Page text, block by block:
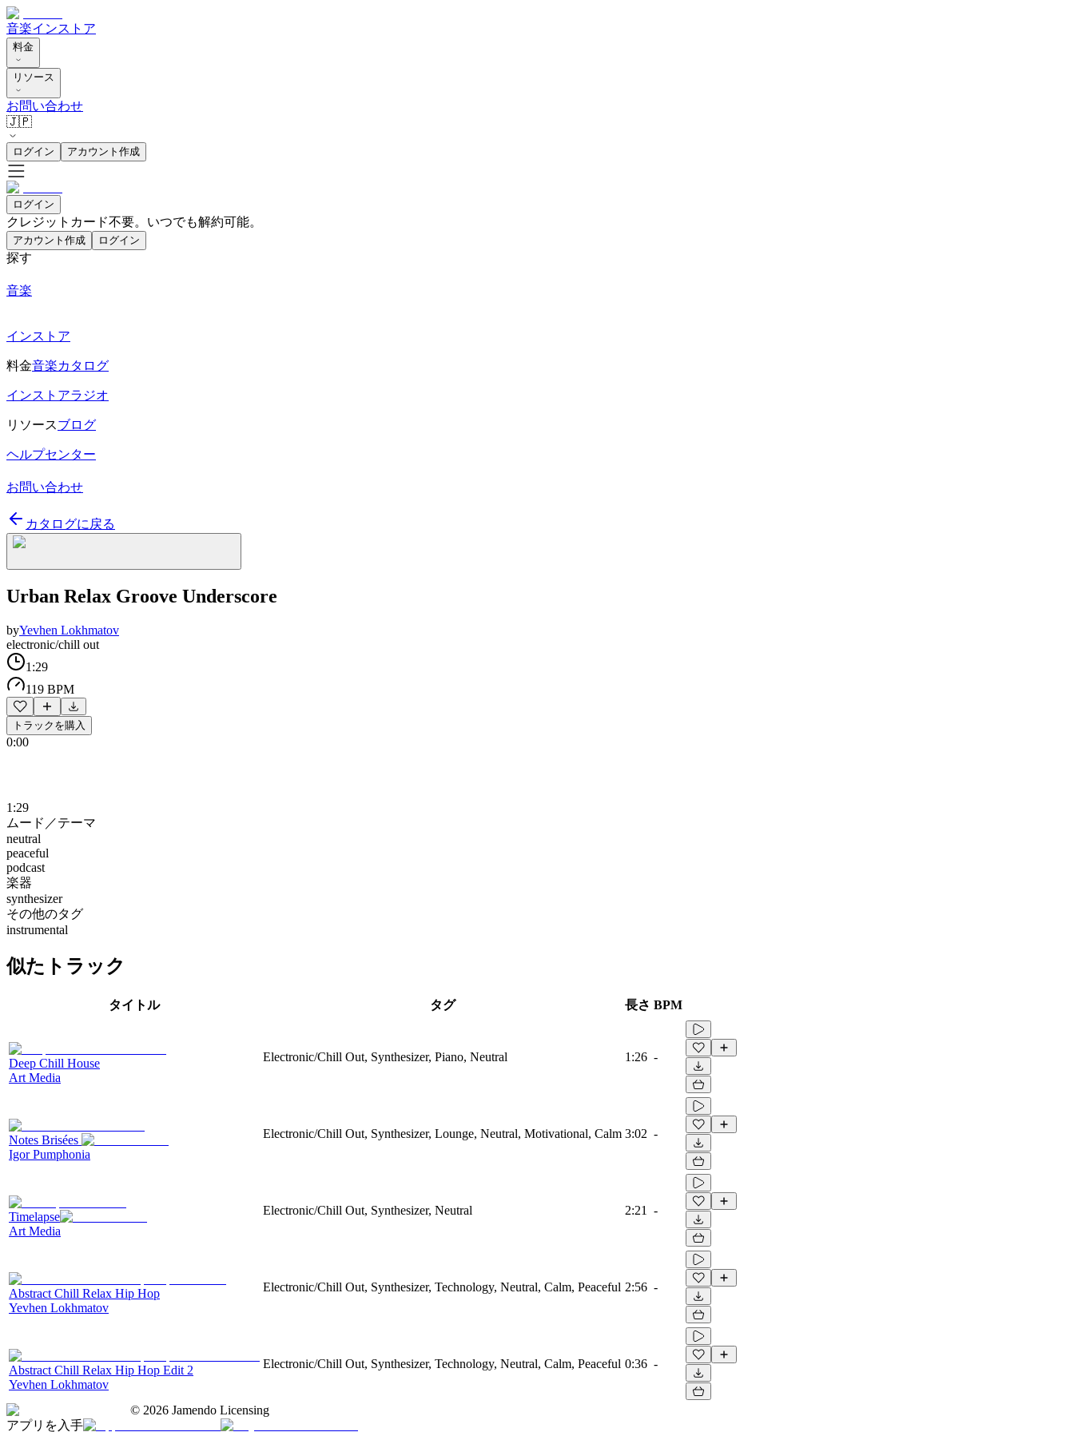
音楽インストア
料金
リソース
お問い合わせ
🇯🇵
ログイン アカウント作成
ログイン
クレジットカード不要。いつでも解約可能。
アカウント作成 ログイン
探す
音楽
インストア
料金音楽カタログ
インストアラジオ
リソースブログ
ヘルプセンター
お問い合わせ
カタログに戻る
Urban Relax Groove Underscore
byYevhen Lokhmatov
electronic/chill out
1:29
119 BPM
トラックを購入
0:00
1:29
ムード／テーマ
neutral
peaceful
podcast
楽器
synthesizer
その他のタグ
instrumental
似たトラック
タイトル タグ 長さ BPM
Deep Chill House
Art Media
Electronic/Chill Out, Synthesizer, Piano, Neutral 1:26 -
Notes Brisées
Igor Pumphonia
Electronic/Chill Out, Synthesizer, Lounge, Neutral, Motivational, Calm 3:02 -
Timelapse
Art Media
Electronic/Chill Out, Synthesizer, Neutral 2:21 -
Abstract Chill Relax Hip Hop
Yevhen Lokhmatov
Electronic/Chill Out, Synthesizer, Technology, Neutral, Calm, Peaceful 2:56 -
Abstract Chill Relax Hip Hop Edit 2
Yevhen Lokhmatov
Electronic/Chill Out, Synthesizer, Technology, Neutral, Calm, Peaceful 0:36 -
© 2026 Jamendo Licensing
アプリを入手